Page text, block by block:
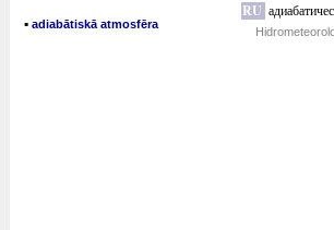
▪ adiabātiskā atmosfēra
RU